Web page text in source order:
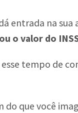
entrada na sua
o valor do
esse tempo de
do que você